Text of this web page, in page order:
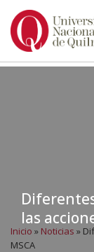
Ir
las
Inicio » Noticias »
MSCA